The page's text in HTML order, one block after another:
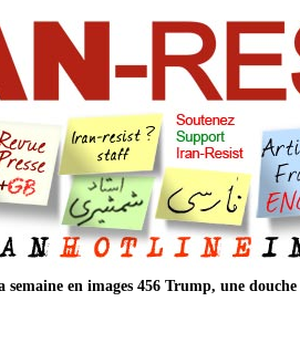
semaine en images 456 Trump, une